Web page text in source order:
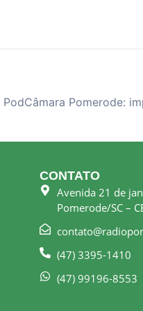
CONTATO
Avenida 21 de
Pomerode/SC –
(47) 3395-1410
(47) 99196-8553